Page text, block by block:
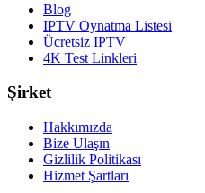
Blog
IPTV Oynatma Listesi
Ücretsiz IPTV
4K Test Linkleri
Şirket
Hakkımızda
Bize Ulaşın
Gizlilik Politikası
Hizmet Şartları